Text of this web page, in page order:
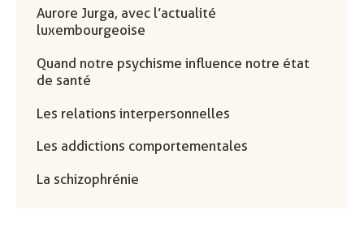
Aurore Jurga, avec l’actualité
luxembourgeoise
Quand notre psychisme influence notre état
de santé
Les relations interpersonnelles
Les addictions comportementales
La schizophrénie